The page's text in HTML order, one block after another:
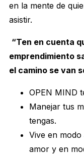
en la mente de
asistir.
“Ten en cuenta
emprendimiento
el camino se van
OPEN MIND
Manejar tus
tengas.
Vive en
amor y en